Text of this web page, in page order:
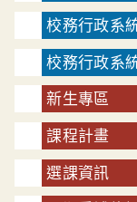
校務行政系
校務行政系
新生專區
課程計畫
選課資訊